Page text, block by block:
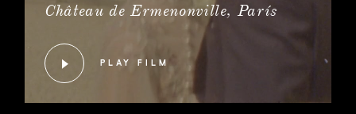
Château de Ermenonville, París
PLAY FILM